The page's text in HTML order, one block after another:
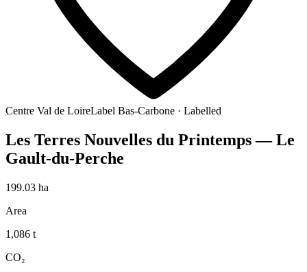
Centre Val de LoireLabel Bas-Carbone · Labelled
Les Terres Nouvelles du Printemps — Le
Gault-du-Perche
199.03 ha
Area
1,086 t
CO₂